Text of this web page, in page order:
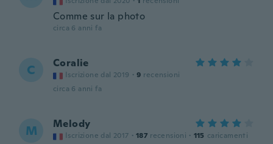
Comme sur la photo
circa 6 anni fa
C Coralie
Iscrizione dal 2019 · 9 recensioni
circa 6 anni fa
M Melody
Iscrizione dal 2017 · 187 recensioni · 115 caricamenti